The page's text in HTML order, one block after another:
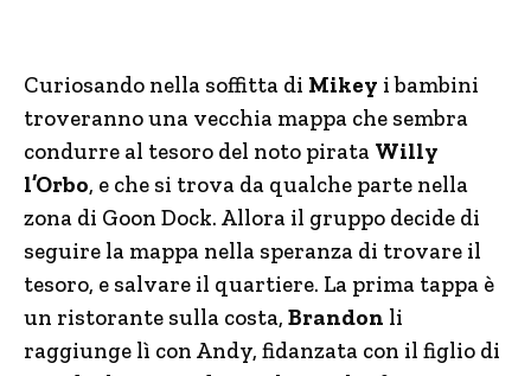
Curiosando nella soffitta di Mikey i bambini
troveranno una vecchia mappa che sembra
condurre al tesoro del noto pirata Willy
l’Orbo, e che si trova da qualche parte nella
zona di Goon Dock. Allora il gruppo decide di
seguire la mappa nella speranza di trovare il
tesoro, e salvare il quartiere. La prima tappa è
un ristorante sulla costa, Brandon li
raggiunge lì con Andy, fidanzata con il figlio di